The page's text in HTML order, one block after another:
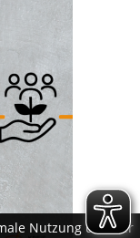
Nutzung unserer